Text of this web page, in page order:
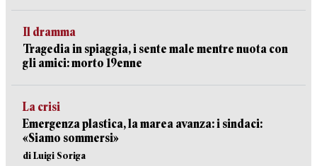
Il dramma
Tragedia in spiaggia, i sente male mentre nuota con
gli amici: morto 19enne
La crisi
Emergenza plastica, la marea avanza: i sindaci:
«Siamo sommersi»
di Luigi Soriga